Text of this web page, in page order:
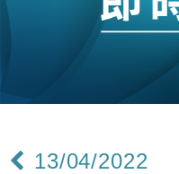
12:30
財經｜香港7月
財經｜黑石傳再
本地｜新世界
13/04/2022